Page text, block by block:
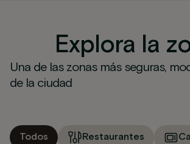
Explora la
Una de las zonas más seguras,
de la ciudad
Todos Restaurantes